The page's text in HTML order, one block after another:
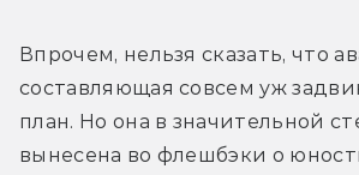
Впрочем, нельзя сказать, что
составляющая совсем уж
план. Но она в значительной
вынесена во флешбэки о